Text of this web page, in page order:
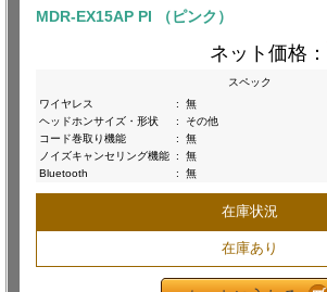
MDR-EX15AP PI （ピンク）
ネット価格：
スペック
ワイヤレス
:
無
ヘッドホンサイズ・形状
:
その他
コード巻取り機能
:
無
ノイズキャンセリング機能 :
無
Bluetooth
: 無
在庫状況
在庫あり